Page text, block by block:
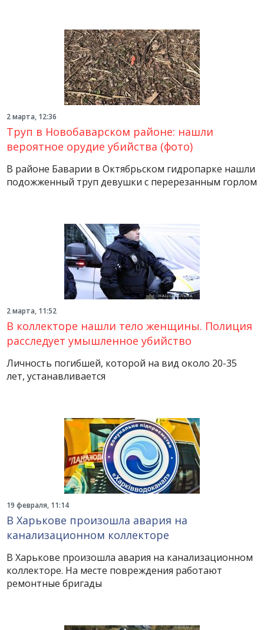
2 марта, 12:36
Труп в Новобаварском районе: нашли
вероятное орудие убийства (фото)
В районе Баварии в Октябрьском гидропарке нашли
подожженный труп девушки с перерезанным горлом
2 марта, 11:52
В коллекторе нашли тело женщины. Полиция
расследует умышленное убийство
Личность погибшей, которой на вид около 20-35
лет, устанавливается
19 февраля, 11:14
В Харькове произошла авария на
канализационном коллекторе
В Харькове произошла авария на канализационном
коллекторе. На месте повреждения работают
ремонтные бригады